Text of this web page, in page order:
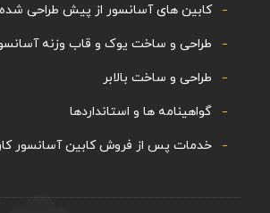
کابین های آسانسور از پیش طراحی شده
طراحی و ساخت یوک و قاب وزنه
طراحی و ساخت بالابر
گواهینامه ها و استانداردها
خدمات پس از فروش کابین آسانسور